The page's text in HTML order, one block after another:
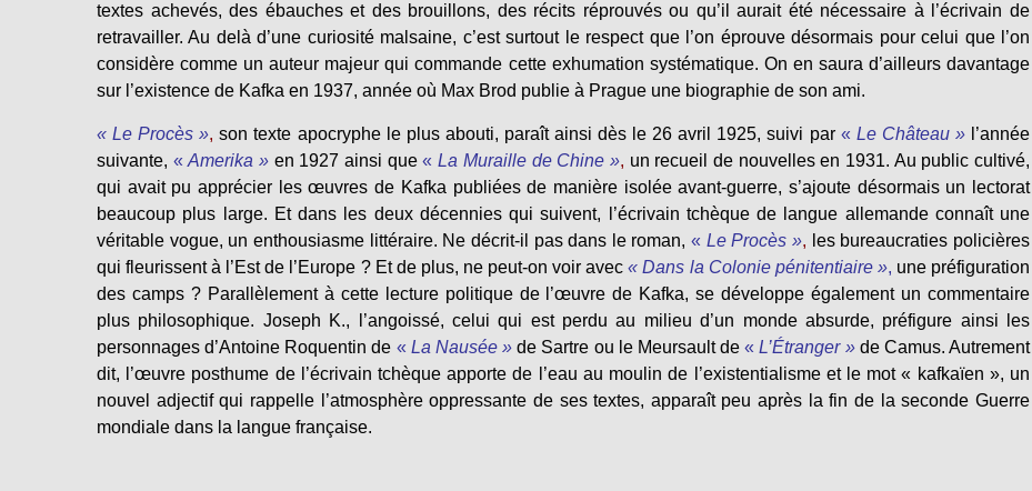
textes achevés, des ébauches et des brouillons, des récits réprouvés ou qu’il aurait été nécessaire à l’écrivain de
retravailler. Au delà d’une curiosité malsaine, c’est surtout le respect que l’on éprouve désormais pour celui que l’on
considère comme un auteur majeur qui commande cette exhumation systématique. On en saura d’ailleurs davantage
sur l’existence de Kafka en 1937, année où Max Brod publie à Prague une biographie de son ami.
« Le Procès », son texte apocryphe le plus abouti, paraît ainsi dès le 26 avril 1925, suivi par « Le Château » l’année
suivante, «Amerika » en 1927 ainsi que«La Muraille de Chine », un recueil de nouvelles en 1931. Au public cultivé,
qui avait pu apprécier les œuvres de Kafka publiées de manière isolée avant-guerre, s’ajoute désormais un lectorat
beaucoup plus large. Et dans les deux décennies qui suivent, l’écrivain tchèque de langue allemande connaît une
véritable vogue, un enthousiasme littéraire. Ne décrit-il pas dans le roman, « Le Procès », les bureaucraties policières
qui fleurissent à l’Est de l’Europe ? Et de plus, ne peut-on voir avec « Dans la Colonie pénitentiaire », une préfiguration
des camps ? Parallèlement à cette lecture politique de l’œuvre de Kafka, se développe également un commentaire
plus philosophique. Joseph K., l’angoissé, celui qui est perdu au milieu d’un monde absurde, préfigure ainsi les
personnages d’Antoine Roquentin de « La Nausée » de Sartre ou le Meursault de «L’Étranger » de Camus. Autrement
dit, l’œuvre posthume de l’écrivain tchèque apporte de l’eau au moulin de l’existentialisme et le mot « kafkaïen », un
nouvel adjectif qui rappelle l’atmosphère oppressante de ses textes, apparaît peu après la fin de la seconde Guerre
mondiale dans la langue française.